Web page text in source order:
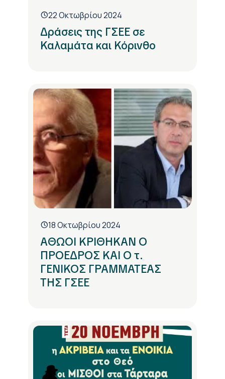
22 Οκτωβρίου 2024
Δράσεις της ΓΣΕΕ σε
Καλαμάτα και Κόρινθο
18 Οκτωβρίου 2024
ΑΘΩΟΙ ΚΡΙΘΗΚΑΝ Ο
ΠΡΟΕΔΡΟΣ ΚΑΙ Ο τ.
ΓΕΝΙΚΟΣ ΓΡΑΜΜΑΤΕΑΣ
ΤΗΣ ΓΣΕΕ